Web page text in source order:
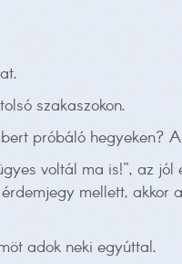
szakaszokon.
próbáló hegyeken?
voltál ma is!”, az
mellett, akkor
adok neki egyúttal.